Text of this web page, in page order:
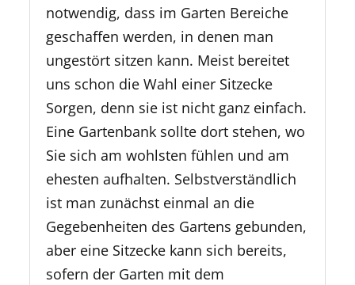
notwendig, dass im Garten Bereiche
geschaffen werden, in denen man
ungestört sitzen kann. Meist bereitet
uns schon die Wahl einer Sitzecke
Sorgen, denn sie ist nicht ganz einfach.
Eine Gartenbank sollte dort stehen, wo
Sie sich am wohlsten fühlen und am
ehesten aufhalten. Selbstverständlich
ist man zunächst einmal an die
Gegebenheiten des Gartens gebunden,
aber eine Sitzecke kann sich bereits,
sofern der Garten mit dem